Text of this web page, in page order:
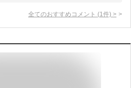
全てのおすすめコメント (1 件) >